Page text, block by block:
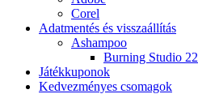
Corel
Adatmentés és visszaállítás
Ashampoo
Burning Studio 22
Játékkuponok
Kedvezményes csomagok